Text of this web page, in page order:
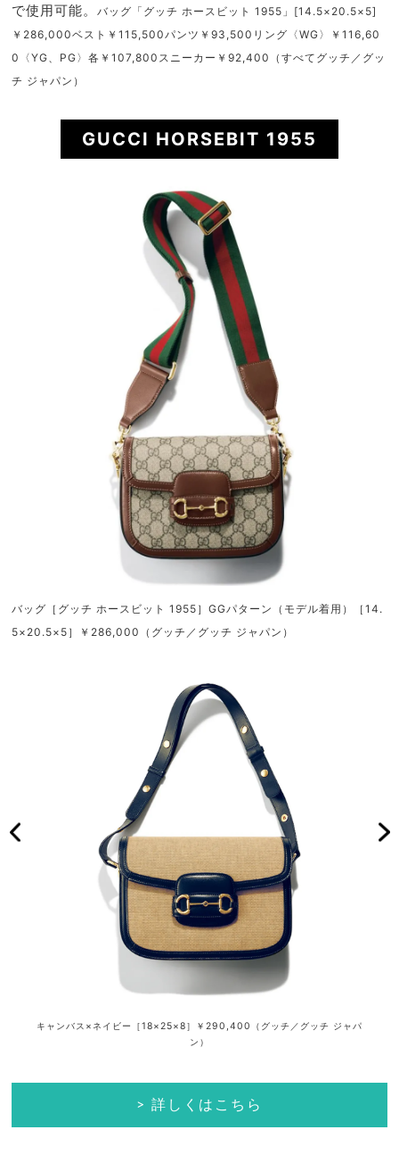
で使用可能。
バッグ「グッチ ホースビット 1955」[14.5×20.5×5]
￥286,000ベスト￥115,500パンツ￥93,500リング〈WG〉￥116,60
0〈YG、PG〉各￥107,800スニーカー￥92,400（すべてグッチ／グッ
チ ジャパン）
GUCCI HORSEBIT 1955
バッグ［グッチ ホースビット 1955］GGパターン（モデル着用）［14.
5×20.5×5］￥286,000（グッチ／グッチ ジャパン）
キャンバス×ネイビー［18×25×8］￥290,400（グッチ／グッチ ジャパ
ン）
> 詳しくはこちら